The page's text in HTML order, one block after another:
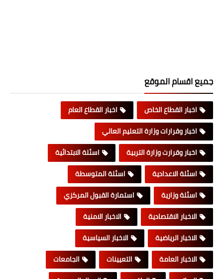
جميع اقسام الموقع
اخبار القطاع الخاص
اخبار القطاع العام
اخبار وقرارات وزارة التعليم العالي
اخبار وقرارت وزارة التربية
اسئلة الابتدائية
اسئلة الاعدادية
اسئلة المتوسطة
اسئلة وزارية
استمارة القبول المركزي
الاخبار الاقتصادية
الاخبار الامنية
الاخبار الرياضية
الاخبار السياسية
الاخبار العامة
التعيينات
الجامعات